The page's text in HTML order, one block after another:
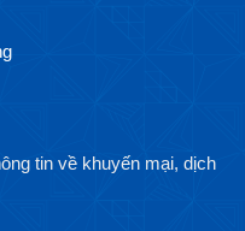
tin về khuyến mại, dịch